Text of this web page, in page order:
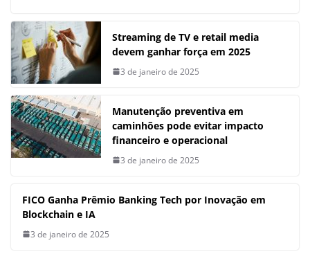
Streaming de TV e retail media
devem ganhar força em 2025
3 de janeiro de 2025
Manutenção preventiva em
caminhões pode evitar impacto
financeiro e operacional
3 de janeiro de 2025
FICO Ganha Prêmio Banking Tech por Inovação em
Blockchain e IA
3 de janeiro de 2025